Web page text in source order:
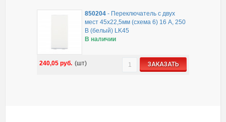
850204- Переключатель с двух
мест 45х22,5мм (схема 6) 16 A, 250
B (белый) LK45
В наличии
240,05 руб. (шт) ЗАКАЗАТЬ